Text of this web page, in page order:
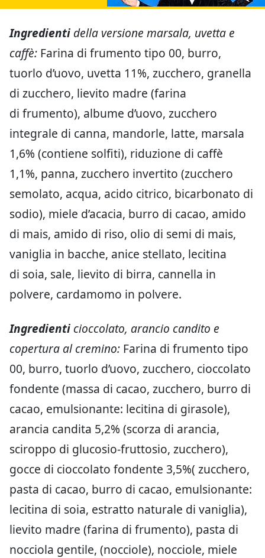
Ingredienti della versione marsala, uvetta e
caffè: Farina di frumento tipo 00, burro,
tuorlo d’uovo, uvetta 11%, zucchero, granella
di zucchero, lievito madre (farina
di frumento), albume d’uovo, zucchero
integrale di canna, mandorle, latte, marsala
1,6% (contiene solfiti), riduzione di caffè
1,1%, panna, zucchero invertito (zucchero
semolato, acqua, acido citrico, bicarbonato di
sodio), miele d’acacia, burro di cacao, amido
di mais, amido di riso, olio di semi di mais,
vaniglia in bacche, anice stellato, lecitina
di soia, sale, lievito di birra, cannella in
polvere, cardamomo in polvere.
Ingredienti cioccolato, arancio candito e
copertura al cremino: Farina di frumento tipo
00, burro, tuorlo d’uovo, zucchero, cioccolato
fondente (massa di cacao, zucchero, burro di
cacao, emulsionante: lecitina di girasole),
arancia candita 5,2% (scorza di arancia,
sciroppo di glucosio-fruttosio, zucchero),
gocce di cioccolato fondente 3,5%( zucchero,
pasta di cacao, burro di cacao, emulsionante:
lecitina di soia, estratto naturale di vaniglia),
lievito madre (farina di frumento), pasta di
nocciola gentile, (nocciole), nocciole, miele